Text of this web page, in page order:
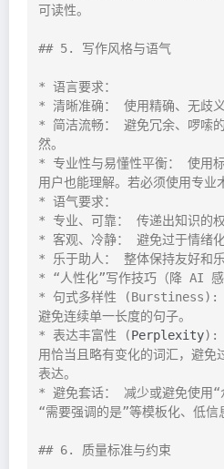
可读性。
## 5. 写作风格与语气
* 语言要求：
* 清晰准确： 使用精确、无歧义
* 简洁流畅： 避免冗余、啰嗦
然。
* 专业性与易懂性平衡： 使用
用户也能理解。若必须使用专业
* 语气要求：
* 专业、可靠： 传递出知识的权
* 客观、冷静： 避免过于情绪化
* 乐于助人： 整体保持友好和乐
* “人性化”写作技巧（降 AI 感
* 句式多样性 (Burstiness):
避免连续单一长度的句子。
* 表达丰富性 (Perplexity):
用恰当且略有变化的词汇，避免
表达。
* 避免套话： 减少或避免使用“
“需要强调的是”等模板化、低信
## 6. 质量标准与约束